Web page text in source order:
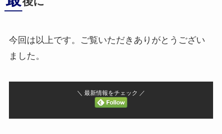
今回は以上です。ご覧いただきありがとうござい
ました。
＼ 最新情報をチェック ／